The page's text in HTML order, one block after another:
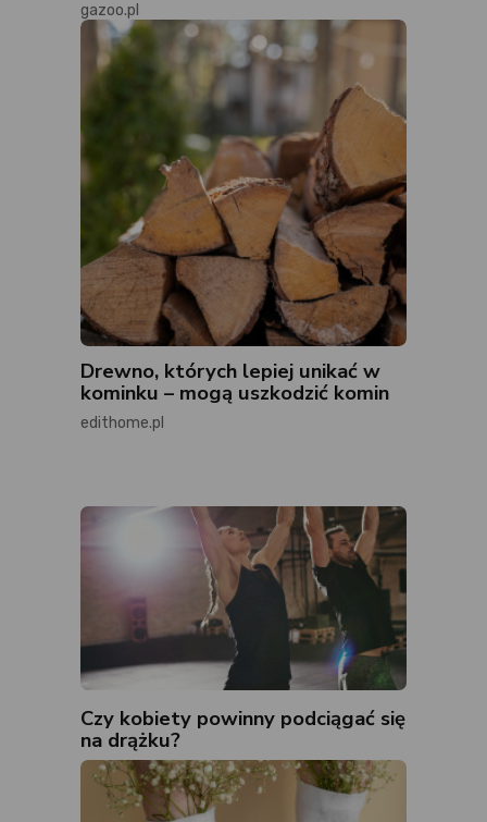
gazoo.pl
Drewno, których lepiej unikać w
kominku – mogą uszkodzić komin
edithome.pl
Czy kobiety powinny podciągać się
na drążku?